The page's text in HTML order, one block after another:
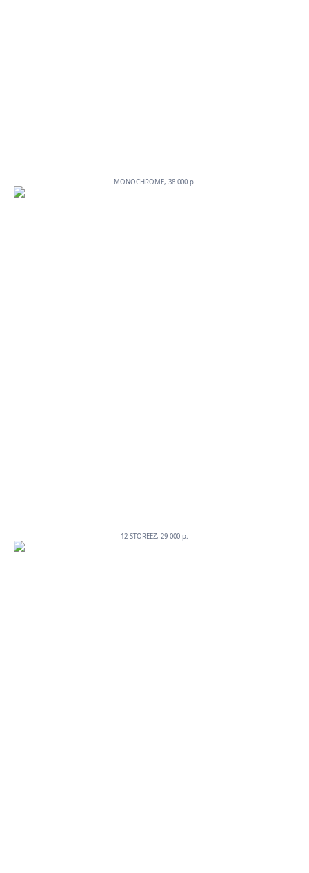
MONOCHROME, 38 000 p.
12 STOREEZ, 29 000 p.